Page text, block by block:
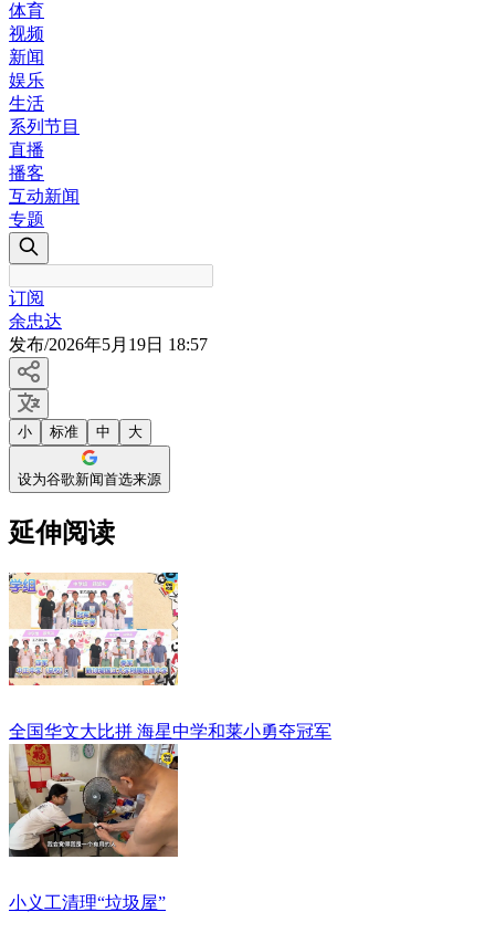
体育
视频
新闻
娱乐
生活
系列节目
直播
播客
互动新闻
专题
订阅
余忠达
发布/2026年5月19日 18:57
小 标准 中 大
设为谷歌新闻首选来源
延伸阅读
全国华文大比拼 海星中学和莱小勇夺冠军
小义工清理“垃圾屋”